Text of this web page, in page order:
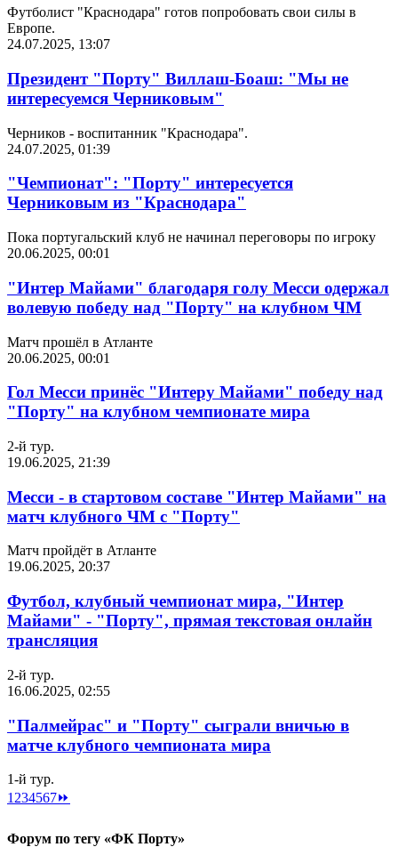
Футболист "Краснодара" готов попробовать свои силы в
Европе.
24.07.2025, 13:07
Президент "Порту" Виллаш-Боаш: "Мы не
интересуемся Черниковым"
Черников - воспитанник "Краснодара".
24.07.2025, 01:39
"Чемпионат": "Порту" интересуется
Черниковым из "Краснодара"
Пока португальский клуб не начинал переговоры по игроку
20.06.2025, 00:01
"Интер Майами" благодаря голу Месси одержал
волевую победу над "Порту" на клубном ЧМ
Матч прошёл в Атланте
20.06.2025, 00:01
Гол Месси принёс "Интеру Майами" победу над
"Порту" на клубном чемпионате мира
2-й тур.
19.06.2025, 21:39
Месси - в стартовом составе "Интер Майами" на
матч клубного ЧМ с "Порту"
Матч пройдёт в Атланте
19.06.2025, 20:37
Футбол, клубный чемпионат мира, "Интер
Майами" - "Порту", прямая текстовая онлайн
трансляция
2-й тур.
16.06.2025, 02:55
"Палмейрас" и "Порту" сыграли вничью в
матче клубного чемпионата мира
1-й тур.
1 234567⏩
Форум по тегу «ФК Порту»